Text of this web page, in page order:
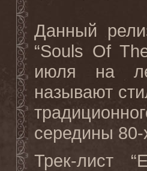
Данный
“Souls Of
июля на
называют
середины 80-
Трек-лист